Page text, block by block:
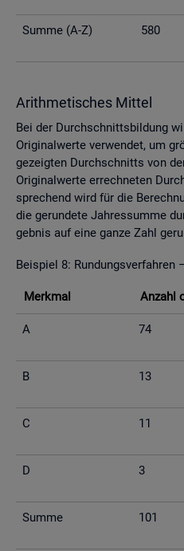
Summe (A-Z) 580
Arith­me­ti­sches Mit­tel
Bei der Durch­schnitts­bil­dung
Ori­gi­nal­wer­te ver­wen­det, um
ge­zeig­ten Durch­schnitts von
Ori­gi­nal­wer­te er­rech­ne­ten
spre­chend wird für die
die ge­run­de­te Jah­res­sum­me
geb­nis auf eine ganze Zahl
Bei­spiel 8:
Merk­mal An­zahl
A 74
B 13
C 11
D 3
Summe 101